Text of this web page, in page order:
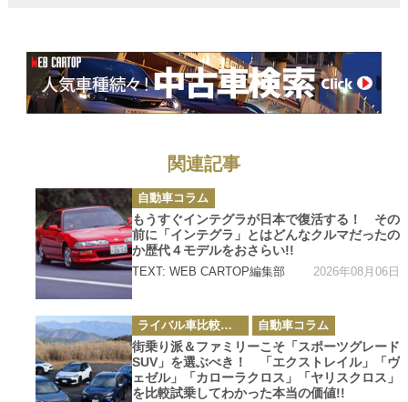
択肢として要注
目!!
関連記事
カ
テ
ゴ
リ
ー
自動車コラム
もうすぐインテグラが日本で復活する！ その
前に「インテグラ」とはどんなクルマだったの
か歴代４モデルをおさらい!!
TEXT: WEB CARTOP編集部 2026年08月06日
カ
テ
ゴ
リ
ー
ライバル車比較テスト 自動車コラム
街乗り派＆ファミリーこそ「スポーツグレード
SUV」を選ぶべき！ 「エクストレイル」「ヴ
ェゼル」「カローラクロス」「ヤリスクロス」
を比較試乗してわかった本当の価値!!